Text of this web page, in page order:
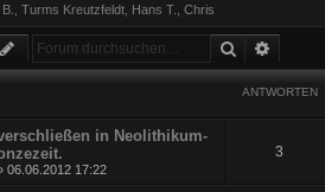
,Turms Kreutzfeldt Hans T. ,Chris
Suche
ANTWORTEN
in Neolithikum-
06.06.2012 17:22
3